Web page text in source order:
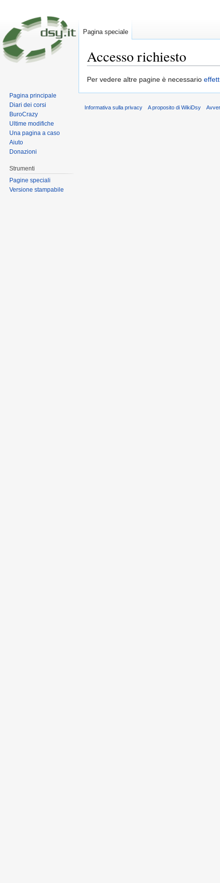
Accesso richiesto
Per vedere altre pagine è necessario
Pagina speciale
Pagina principale
Diari dei corsi
BuroCrazy
Ultime modifiche
Una pagina a caso
Aiuto
Donazioni
Strumenti
Pagine speciali
Versione stampabile
Informativa sulla privacy A proposito di WikiDsy